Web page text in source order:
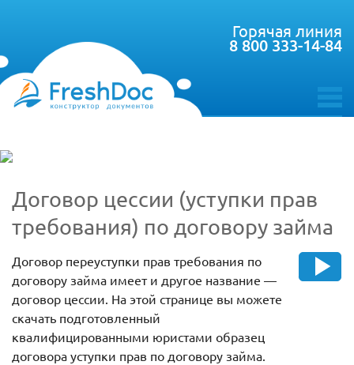
toggle
Горячая линия
8 800 333-14-84
Договор цессии (уступки прав
требования) по договору займа
Договор переуступки прав требования по
договору займа имеет и другое название —
договор цессии. На этой странице вы можете
скачать подготовленный
квалифицированными юристами образец
договора уступки прав по договору займа.